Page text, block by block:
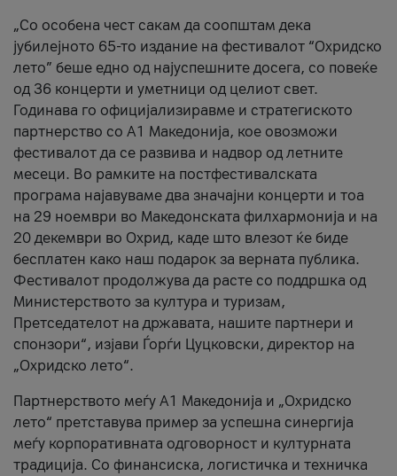
„Со особена чест сакам да соопштам дека
јубилејното 65-то издание на фестивалот “Охридско
лето” беше едно од најуспешните досега, со повеќе
од 36 концерти и уметници од целиот свет.
Годинава го официјализиравме и стратегиското
партнерство со А1 Македонија, кое овозможи
фестивалот да се развива и надвор од летните
месеци. Во рамките на постфестивалската
програма најавуваме два значајни концерти и тоа
на 29 ноември во Македонската филхармонија и на
20 декември во Охрид, каде што влезот ќе биде
бесплатен како наш подарок за верната публика.
Фестивалот продолжува да расте со поддршка од
Министерството за култура и туризам,
Претседателот на државата, нашите партнери и
спонзори“, изјави Ѓорѓи Цуцковски, директор на
„Охридско лето“.
Партнерството меѓу A1 Македонија и „Охридско
лето“ претставува пример за успешна синергија
меѓу корпоративната одговорност и културната
традиција. Со финансиска, логистичка и техничка